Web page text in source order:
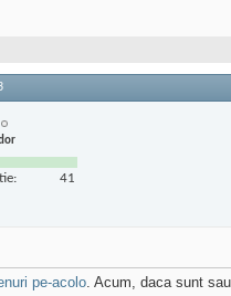
41
pe-acolo. Acum, daca sunt